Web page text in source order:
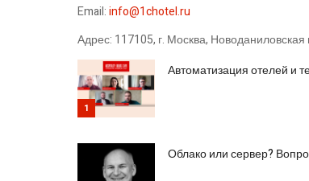
Email:info@1chotel.ru
Адрес: 117105, г. Москва, Новоданиловская
1
Автоматизация отелей и
Облако или сервер?